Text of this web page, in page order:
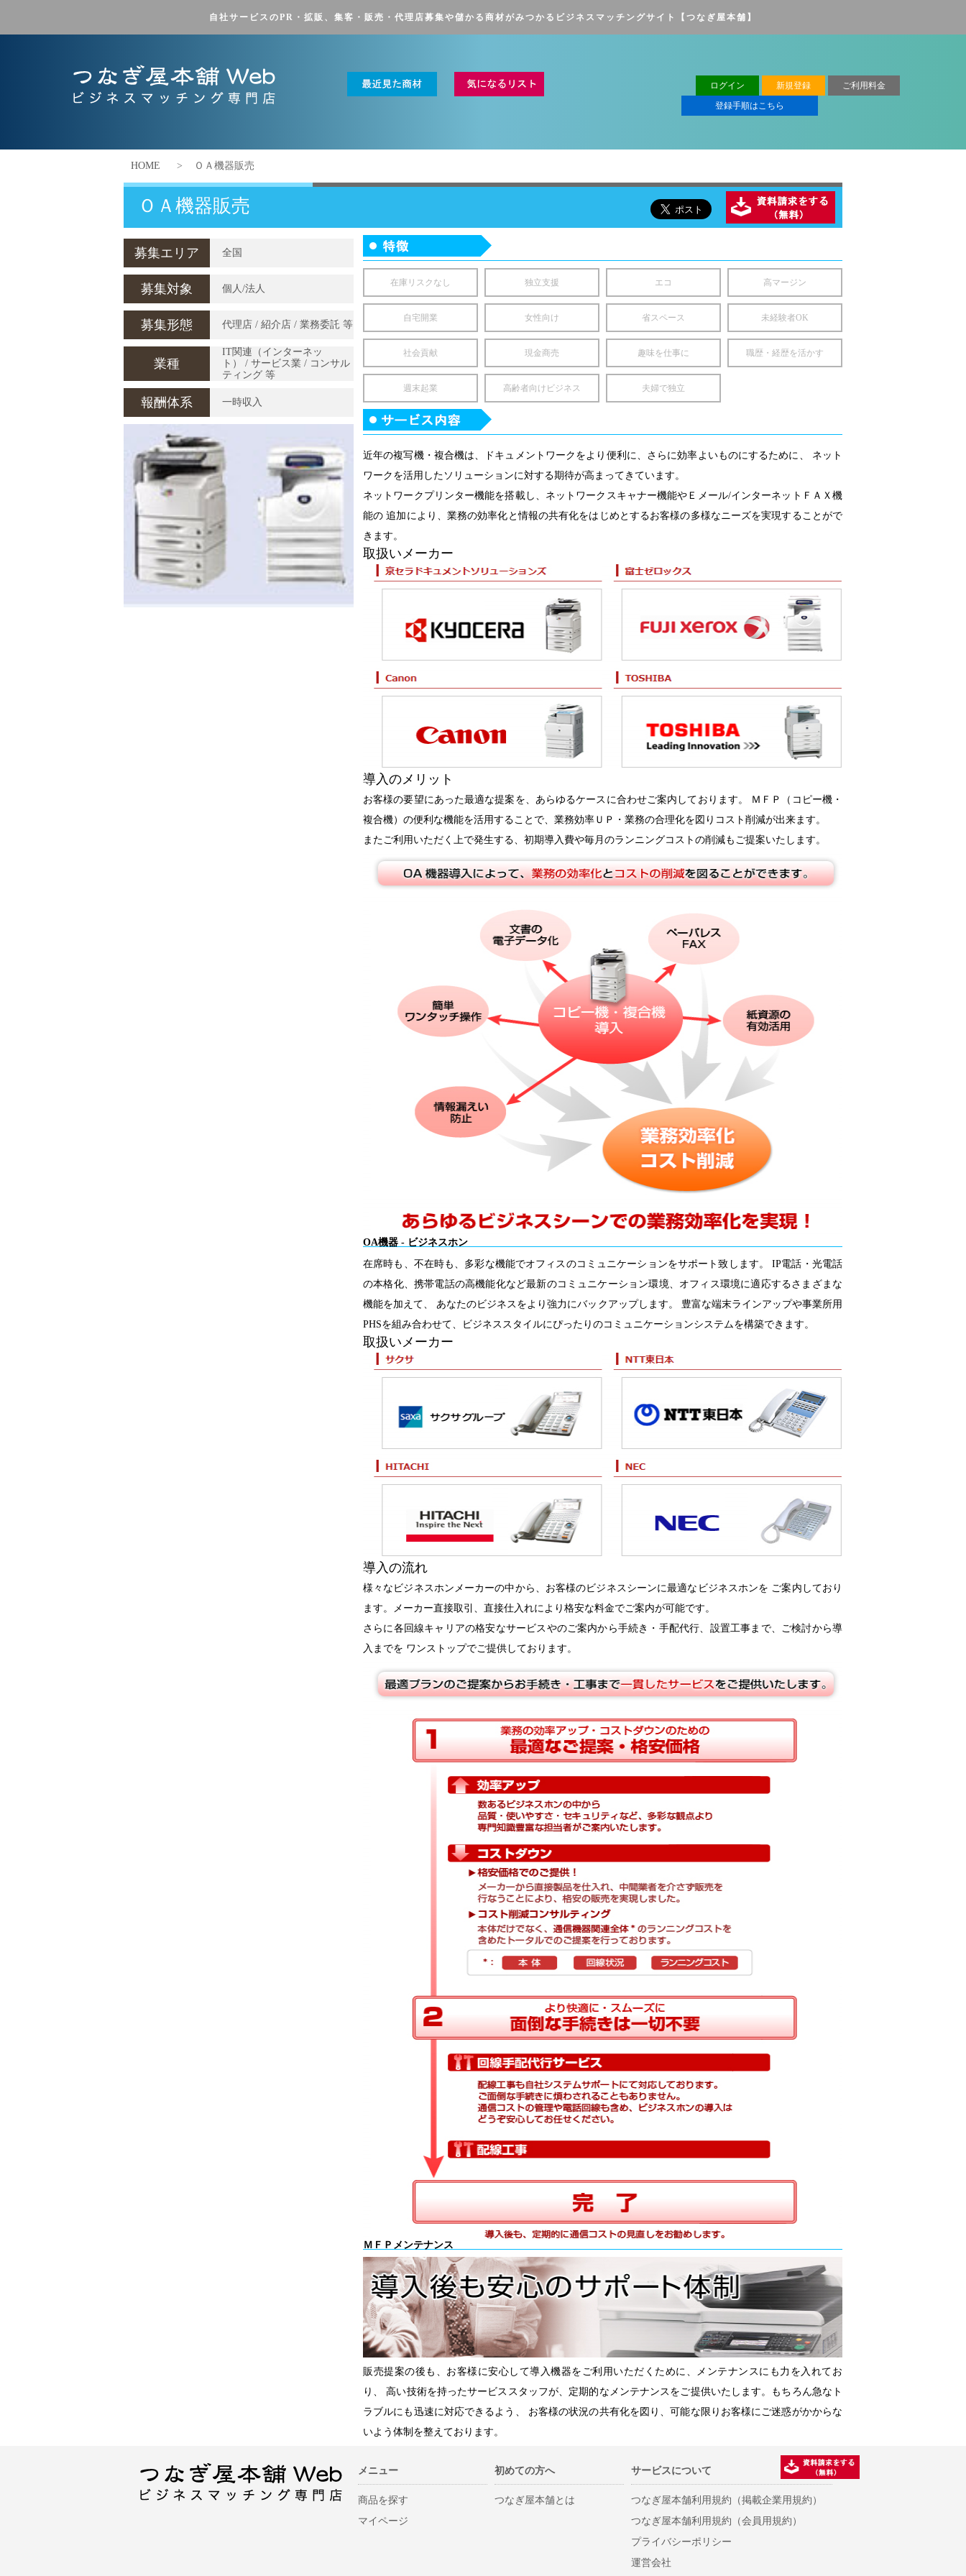
自社サービスのPR・拡販、集客・販売・ 代理店募集や儲かる商材がみつかる ビジネスマッチングサイト【つなぎ屋本舗】
ログイン 新規登録
ご利用料金
登録手順はこちら
HOME > ＯＡ機器販売
ＯＡ機器販売
募集エリア 全国
募集対象 個人/法人
募集形態 代理店 / 紹介店 / 業務委託 等
業種
IT関連（インターネッ
ト） / サービス業 / コンサル
ティング 等
報酬体系 一時収入
在庫リスクなし 独立支援 エコ 高マージン
自宅開業 女性向け 省スペース 未経験者OK
社会貢献 現金商売 趣味を仕事に 職歴・経歴を活かす
週末起業 高齢者向けビジネス 夫婦で独立
近年の複写機・複合機は、ドキュメントワークをより便利に、さらに効率よいものにするために、 ネット
ワークを活用したソリューションに対する期待が高まってきています。
ネットワークプリンター機能を搭載し、ネットワークスキャナー機能やＥメール/インターネットＦＡＸ機
能の 追加により、業務の効率化と情報の共有化をはじめとするお客様の多様なニーズを実現することがで
きます。
取扱いメーカー
導入のメリット
お客様の要望にあった最適な提案を、あらゆるケースに合わせご案内しております。 ＭＦＰ（コピー機・
複合機）の便利な機能を活用することで、業務効率ＵＰ・業務の合理化を図りコスト削減が出来ます。
またご利用いただく上で発生する、初期導入費や毎月のランニングコストの削減もご提案いたします。
OA機器 - ビジネスホン
在席時も、不在時も、多彩な機能でオフィスのコミュニケーションをサポート致します。 IP電話・光電話
の本格化、携帯電話の高機能化など最新のコミュニケーション環境、オフィス環境に適応するさまざまな
機能を加えて、 あなたのビジネスをより強力にバックアップします。 豊富な端末ラインアップや事業所用
PHSを組み合わせて、ビジネススタイルにぴったりのコミュニケーションシステムを構築できます。
取扱いメーカー
導入の流れ
様々なビジネスホンメーカーの中から、お客様のビジネスシーンに最適なビジネスホンを ご案内しており
ます。メーカー直接取引、直接仕入れにより格安な料金でご案内が可能です。
さらに各回線キャリアの格安なサービスやのご案内から手続き・手配代行、設置工事まで、ご検討から導
入までを ワンストップでご提供しております。
ＭＦＰメンテナンス
販売提案の後も、お客様に安心して導入機器をご利用いただくために、メンテナンスにも力を入れてお
り、 高い技術を持ったサービススタッフが、定期的なメンテナンスをご提供いたします。もちろん急なト
ラブルにも迅速に対応できるよう、 お客様の状況の共有化を図り、可能な限りお客様にご迷惑がかからな
いよう体制を整えております。
メニュー
商品を探す
マイページ
初めての方へ
つなぎ屋本舗とは
サービスについて
つなぎ屋本舗利用規約（掲載企業用規約）
つなぎ屋本舗利用規約（会員用規約）
プライバシーポリシー
運営会社